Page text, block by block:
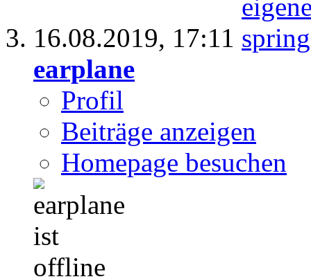
16.08.2019, 17:11
earplane
Profil
Beiträge anzeigen
Homepage besuchen